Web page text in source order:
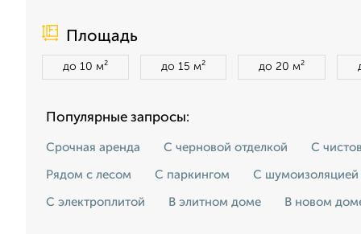
Площадь
до 10 м² до 15 м² до 20 м²
Популярные запросы:
Срочная аренда С черновой отделкой С
Рядом с лесом С паркингом С шумоизоляцией
С электроплитой В элитном доме В новом